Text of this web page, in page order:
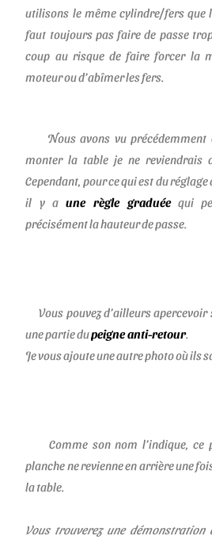
utilisons le même cylindre/fers que
faut toujours pas faire de passe
coup au risque de faire forcer la
moteur ou d’abîmer les fers.
Nous avons vu précédemment
monter la table je ne reviendrais
Cependant, pour ce qui est du
il y a une règle graduéequi
précisément la hauteur de passe.
Vous pouvez d’ailleurs apercevoir
une partie dupeigne anti-retour.
Je vous ajoute une autre photo où ils
Comme son nom l’indique, ce
planche ne revienne en arrière une
la table.
Vous trouverez une démonstration